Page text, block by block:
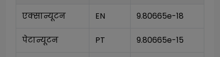
एक्सान्यूटन EN 9.80665e-18
पेटान्यूटन PT 9.80665e-15